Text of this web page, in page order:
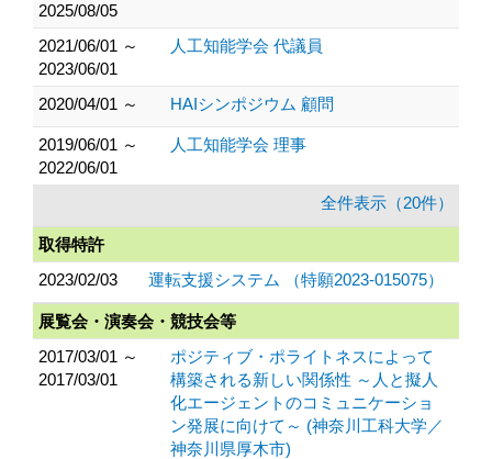
2025/08/05
2021/06/01 ～
2023/06/01
人工知能学会 代議員
2020/04/01 ～ HAIシンポジウム 顧問
2019/06/01 ～
2022/06/01
人工知能学会 理事
全件表示（20件）
取得特許
2023/02/03
運転支援システム （特願2023-015075）
展覧会・演奏会・競技会等
2017/03/01 ～
2017/03/01
ポジティブ・ポライトネスによって
構築される新しい関係性 ～人と擬人
化エージェントのコミュニケーショ
ン発展に向けて～ (神奈川工科大学／
神奈川県厚木市)